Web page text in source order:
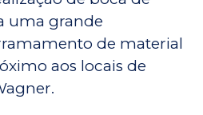
uma grande
de material
aos locais de